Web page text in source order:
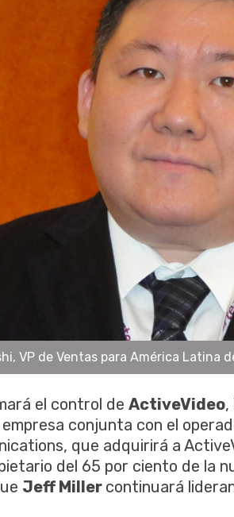
VP de Ventas para América Latina
el control de ActiveVideo,
conjunta con el
que adquirirá a
del 65 por ciento de la
Jeff Miller continuará